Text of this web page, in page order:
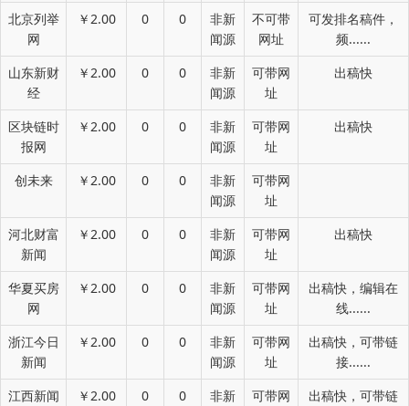
北京列举
网
￥2.00 0 0
非新
闻源
不可带
网址
可发排名稿件，
频......
山东新财
经
￥2.00 0 0
非新
闻源
可带网
址
出稿快
区块链时
报网
￥2.00 0 0
非新
闻源
可带网
址
出稿快
创未来 ￥2.00 0 0
非新
闻源
可带网
址
河北财富
新闻
￥2.00 0 0
非新
闻源
可带网
址
出稿快
华夏买房
网
￥2.00 0 0
非新
闻源
可带网
址
出稿快，编辑在
线......
浙江今日
新闻
￥2.00 0 0
非新
闻源
可带网
址
出稿快，可带链
接......
江西新闻
￥2.00 0 0
非新
可带网
出稿快，可带链